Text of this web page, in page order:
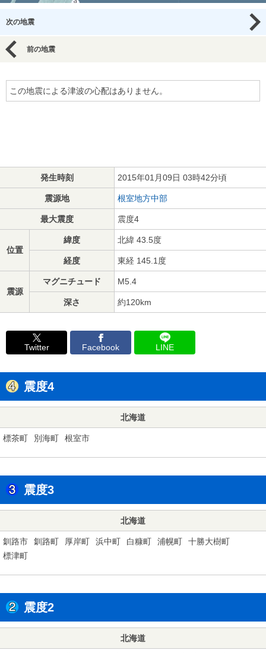
次の地震
前の地震
この地震による津波の心配はありません。
発生時刻 2015年01月09日 03時42分頃
震源地 根室地方中部
最大震度 震度4
位置
緯度 北緯 43.5度
経度 東経 145.1度
震源
マグニチュード M5.4
深さ 約120km
Twitter Facebook LINE
震度4
北海道
標茶町 別海町 根室市
震度3
北海道
釧路市 釧路町 厚岸町 浜中町 白糠町 浦幌町
十勝大樹町
標津町
震度2
北海道